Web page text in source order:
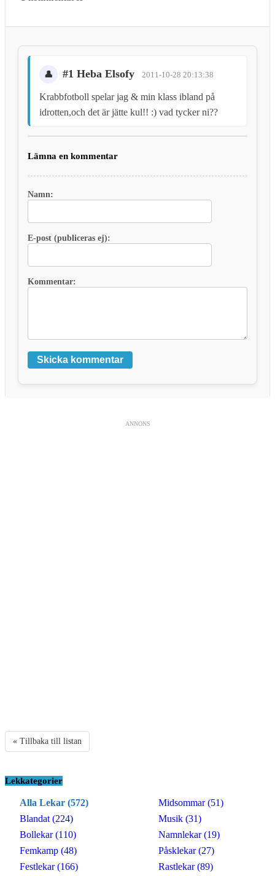
#1 Heba Elsofy 2011-10-28 20:13:38
Krabbfotboll spelar jag & min klass ibland på
idrotten,och det är jätte kul!! :) vad tycker ni??
Lämna en kommentar
Namn:
E-post (publiceras ej):
Kommentar:
Skicka kommentar
ANNONS
« Tillbaka till listan
Lekkategorier
Alla Lekar (572)
Blandat (224)
Bollekar (110)
Femkamp (48)
Festlekar (166)
Midsommar (51)
Musik (31)
Namnlekar (19)
Påsklekar (27)
Rastlekar (89)